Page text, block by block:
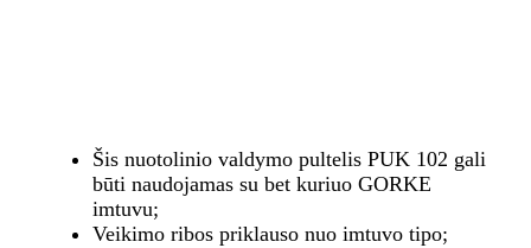
Šis nuotolinio valdymo pultelis PUK 102 gali
būti naudojamas su bet kuriuo GORKE
imtuvu;
Veikimo ribos priklauso nuo imtuvo tipo;